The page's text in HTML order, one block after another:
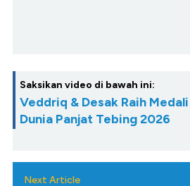
Saksikan video di bawah ini:
Veddriq & Desak Raih
Dunia Panjat Tebing 2026
Next Article